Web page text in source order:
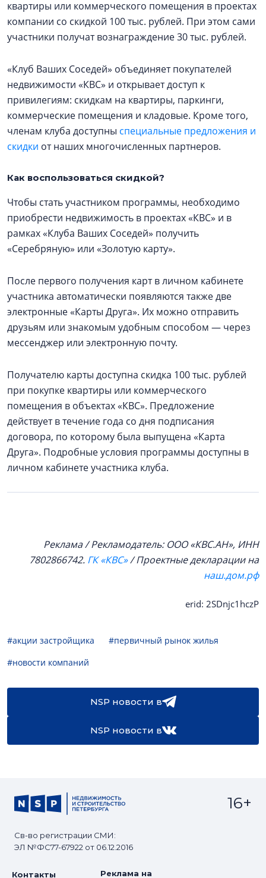
квартиры или коммерческого помещения в проектах
компании со скидкой 100 тыс. рублей. При этом сами
участники получат вознаграждение 30 тыс. рублей.
«Клуб Ваших Соседей» объединяет покупателей
недвижимости «КВС» и открывает доступ к
привилегиям: скидкам на квартиры, паркинги,
коммерческие помещения и кладовые. Кроме того,
членам клуба доступны специальные предложения и
скидки от наших многочисленных партнеров.
Как воспользоваться скидкой?
Чтобы стать участником программы, необходимо
приобрести недвижимость в проектах «КВС» и в
рамках «Клуба Ваших Соседей» получить
«Серебряную» или «Золотую карту».
После первого получения карт в личном кабинете
участника автоматически появляются также две
электронные «Карты Друга». Их можно отправить
друзьям или знакомым удобным способом — через
мессенджер или электронную почту.
Получателю карты доступна скидка 100 тыс. рублей
при покупке квартиры или коммерческого
помещения в объектах «КВС». Предложение
действует в течение года со дня подписания
договора, по которому была выпущена «Карта
Друга». Подробные условия программы доступны в
личном кабинете участника клуба.
Реклама / Рекламодатель: ООО «КВС.АН», ИНН
7802866742. ГК «КВС»/ Проектные декларации на
наш.дом.рф
erid: 2SDnjc1hczP
#акции застройщика
#первичный рынок жилья
#новости компаний
NSP новости в
NSP новости в
Св-во регистрации СМИ:
ЭЛ №ФС77-67922 от 06.12.2016
16+
Контакты Реклама на